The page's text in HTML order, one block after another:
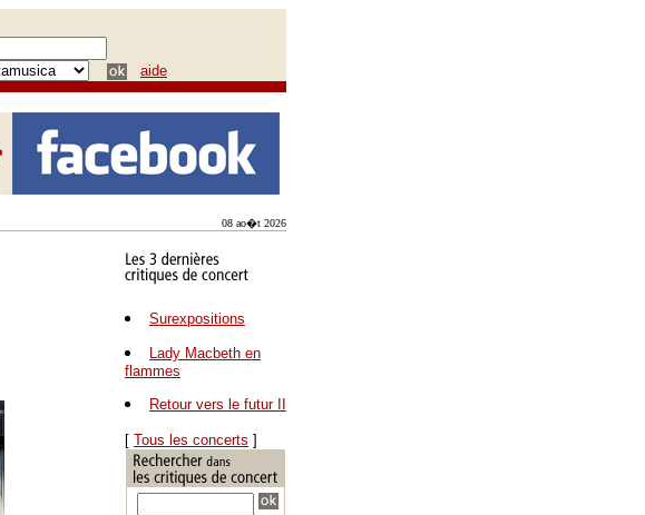
aide
08 ao�t 2026
Surexpositions
Lady Macbeth en
flammes
Retour vers le futur II
[ Tous les concerts ]